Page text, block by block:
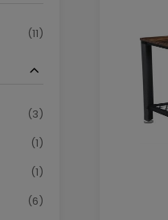
(11)
(3)
(1)
(1)
(6)